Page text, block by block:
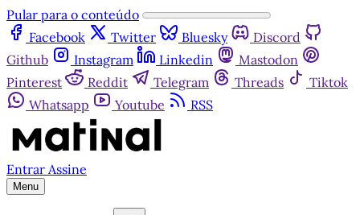
Pular para o conteúdo
Facebook
Twitter Bluesky
Discord
Github
Instagram Linkedin
Mastodon
Pinterest
Reddit Telegram Threads
Tiktok
Whatsapp
Youtube RSS
Entrar Assine
Menu